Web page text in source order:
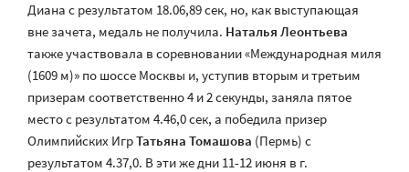
Диана с результатом 18.06,89 сек, но, как выступающая
вне зачета, медаль не получила. Наталья Леонтьева
также участвовала в соревновании «Международная миля
(1609 м)» по шоссе Москвы и, уступив вторым и третьим
призерам соответственно 4 и 2 секунды, заняла пятое
место с результатом 4.46,0 сек, а победила призер
Олимпийских ИгрТатьяна Томашова (Пермь) с
результатом 4.37,0. В эти же дни 11-12 июня в г.